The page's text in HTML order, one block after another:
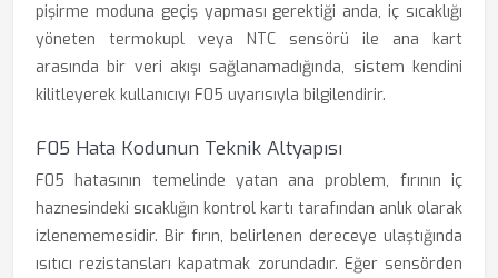
pişirme moduna geçiş yapması gerektiği anda, iç sıcaklığı
yöneten termokupl veya NTC sensörü ile ana kart
arasında bir veri akışı sağlanamadığında, sistem kendini
kilitleyerek kullanıcıyı F05 uyarısıyla bilgilendirir.
F05 Hata Kodunun Teknik Altyapısı
F05 hatasının temelinde yatan ana problem, fırının iç
haznesindeki sıcaklığın kontrol kartı tarafından anlık olarak
izlenememesidir. Bir fırın, belirlenen dereceye ulaştığında
ısıtıcı rezistansları kapatmak zorundadır. Eğer sensörden